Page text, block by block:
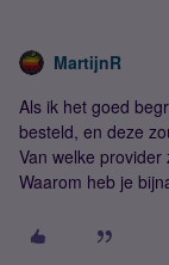
MartijnR
Als ik het goed
besteld, en deze
Van welke
Waarom heb je